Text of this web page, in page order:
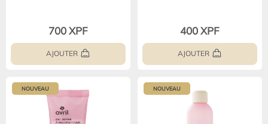
700 XPF
AJOUTER
400 XPF
AJOUTER
NOUVEAU NOUVEAU